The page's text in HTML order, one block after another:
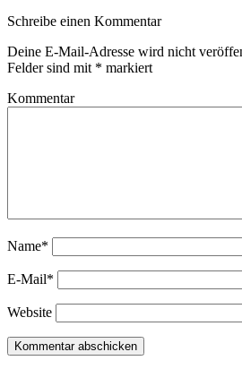
Schreibe einen Kommentar
Deine E-Mail-Adresse wird nicht
Felder sind mit * markiert
Kommentar
Name*
E-Mail*
Website